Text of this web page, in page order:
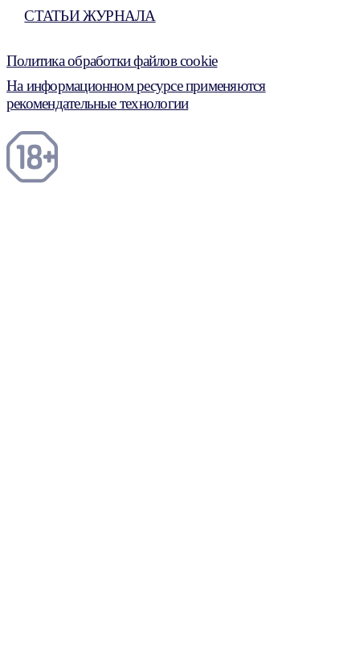
СТАТЬИ ЖУРНАЛА
Политика обработки файлов cookie
На информационном ресурсе применяются
рекомендательные технологии